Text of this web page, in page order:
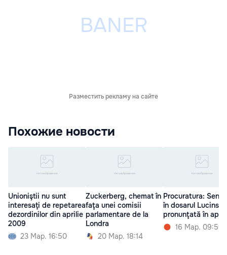
Разместить рекламу на сайте
Похожие новости
Unioniştii nu sunt
interesaţi de repetarea
dezordinilor din aprilie
2009
23 Мар. 16:50
Zuckerberg, chemat în
faţa unei comisii
parlamentare de la
Londra
20 Мар. 18:14
Procuratura:
în dosarul
pronunţată în
16 Мар. 09:59